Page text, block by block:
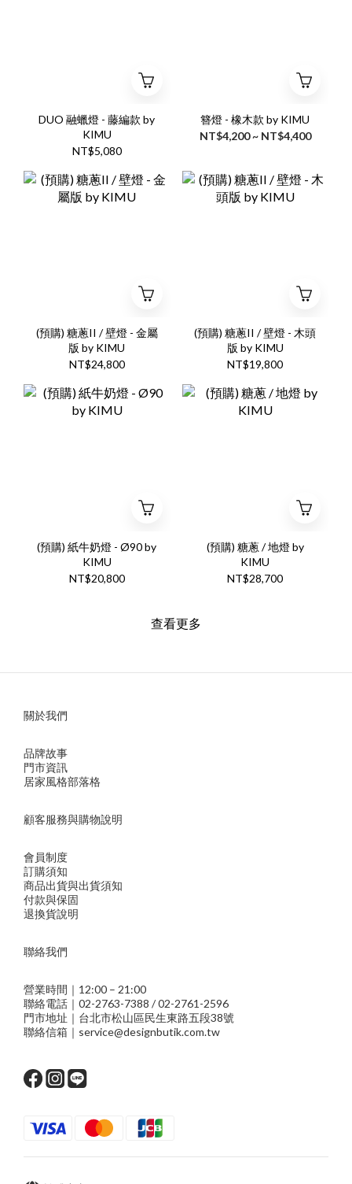
DUO 融蠟燈 - 藤編款 by
KIMU
NT$5,080
簪燈 - 橡木款 by KIMU
NT$4,200 ~ NT$4,400
(預購) 糖蔥II / 壁燈 - 金屬
版 by KIMU
NT$24,800
(預購) 糖蔥II / 壁燈 - 木頭
版 by KIMU
NT$19,800
(預購) 紙牛奶燈 - Ø90 by
KIMU
NT$20,800
(預購) 糖蔥 / 地燈 by
KIMU
NT$28,700
查看更多
關於我們
品牌故事
門市資訊
居家風格部落格
顧客服務與購物說明
會員制度
訂購須知
商品出貨與出貨須知
付款與保固
退換貨說明
聯絡我們
營業時間｜12:00 – 21:00
聯絡電話｜02-2763-7388 / 02-2761-2596
門市地址｜台北市松山區民生東路五段38號
聯絡信箱｜service@designbutik.com.tw